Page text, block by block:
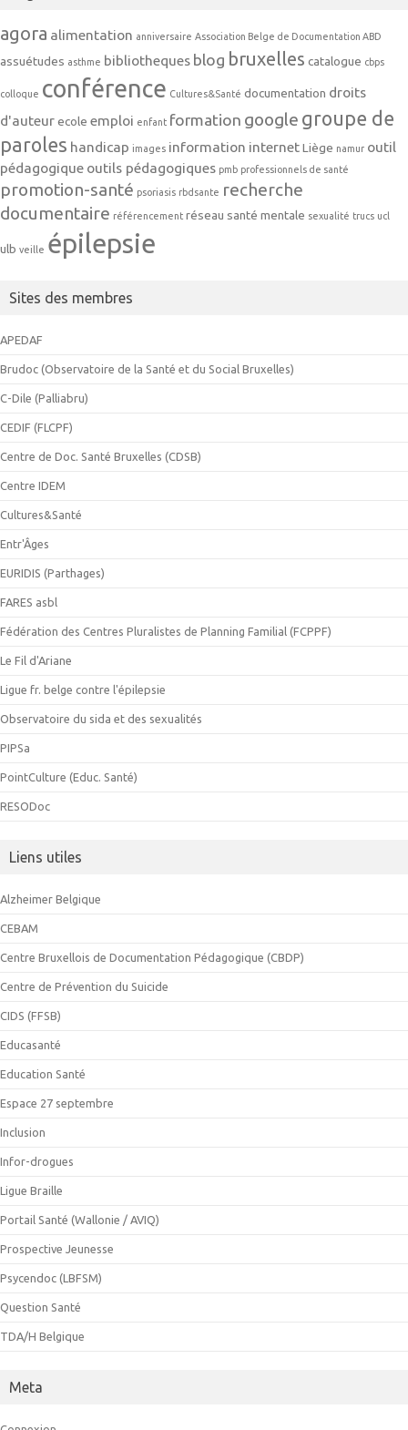
agora alimentation anniversaire Association Belge de Documentation ABD
assuétudes asthme bibliotheques blog bruxelles catalogue cbps
colloque conférence Cultures&Santé documentation droits
d'auteur ecole emploi enfant formation google groupe de
paroles handicap images information internet Liège namur outil
pédagogique outils pédagogiques pmb professionnels de santé
promotion-santé psoriasis rbdsante recherche
documentaire référencement réseau santé mentale sexualité trucs ucl
ulb veille épilepsie
Sites des membres
APEDAF
Brudoc (Observatoire de la Santé et du Social Bruxelles)
C-Dile (Palliabru)
CEDIF (FLCPF)
Centre de Doc. Santé Bruxelles (CDSB)
Centre IDEM
Cultures&Santé
Entr'Âges
EURIDIS (Parthages)
FARES asbl
Fédération des Centres Pluralistes de Planning Familial (FCPPF)
Le Fil d'Ariane
Ligue fr. belge contre l'épilepsie
Observatoire du sida et des sexualités
PIPSa
PointCulture (Educ. Santé)
RESODoc
Liens utiles
Alzheimer Belgique
CEBAM
Centre Bruxellois de Documentation Pédagogique (CBDP)
Centre de Prévention du Suicide
CIDS (FFSB)
Educasanté
Education Santé
Espace 27 septembre
Inclusion
Infor-drogues
Ligue Braille
Portail Santé (Wallonie / AVIQ)
Prospective Jeunesse
Psycendoc (LBFSM)
Question Santé
TDA/H Belgique
Meta